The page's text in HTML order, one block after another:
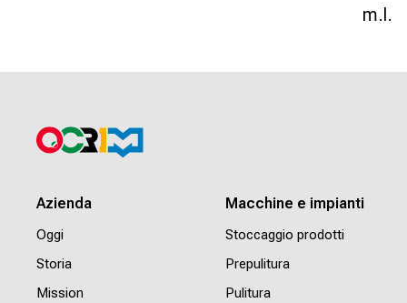
m.l.
Azienda
Oggi
Storia
Mission
Macchine e impianti
Stoccaggio prodotti
Prepulitura
Pulitura